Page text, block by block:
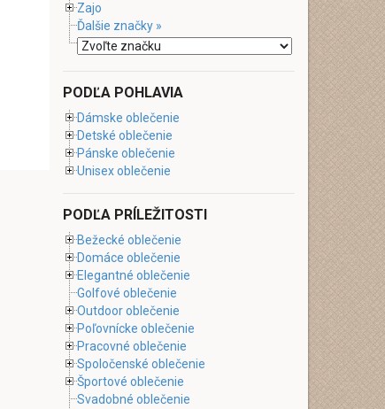
Zajo
Ďalšie značky »
PODĽA POHLAVIA
Dámske oblečenie
Detské oblečenie
Pánske oblečenie
Unisex oblečenie
PODĽA PRÍLEŽITOSTI
Bežecké oblečenie
Domáce oblečenie
Elegantné oblečenie
Golfové oblečenie
Outdoor oblečenie
Poľovnícke oblečenie
Pracovné oblečenie
Spoločenské oblečenie
Športové oblečenie
Svadobné oblečenie